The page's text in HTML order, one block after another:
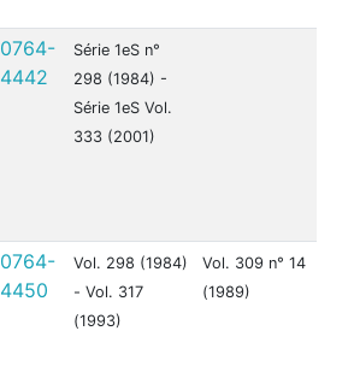
0764-
4442
Série 1eS n°
298 (1984) -
Série 1eS Vol.
333 (2001)
0764-
4450
Vol. 298 (1984)
- Vol. 317
(1993)
Vol. 309 n° 14
(1989)